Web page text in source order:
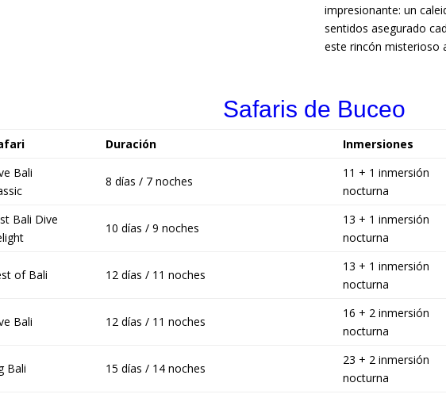
impresionante: un
sentidos asegurado
este rincón misterioso
Safaris de Buceo
Duración Inmersiones
Bali
8 días / 7 noches
11 + 1 inmersión
nocturna
Bali Dive
10 días / 9 noches
13 + 1 inmersión
nocturna
of Bali 12 días / 11 noches
13 + 1 inmersión
nocturna
Bali 12 días / 11 noches
16 + 2 inmersión
nocturna
Bali 15 días / 14 noches
23 + 2 inmersión
nocturna